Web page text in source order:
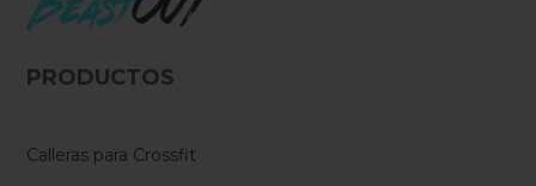
PRODUCTOS
Calleras para Crossfit